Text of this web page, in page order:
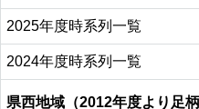
2025年度時系列一覧
2024年度時系列一覧
県西地域（2012年度より足